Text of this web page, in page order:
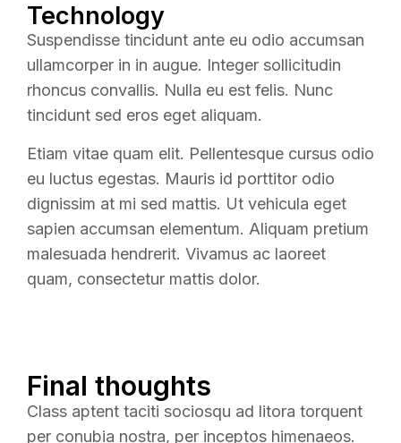
Technology
Suspendisse tincidunt ante eu odio accumsan
ullamcorper in in augue. Integer sollicitudin
rhoncus convallis. Nulla eu est felis. Nunc
tincidunt sed eros eget aliquam.
Etiam vitae quam elit. Pellentesque cursus odio
eu luctus egestas. Mauris id porttitor odio
dignissim at mi sed mattis. Ut vehicula eget
sapien accumsan elementum. Aliquam pretium
malesuada hendrerit. Vivamus ac laoreet
quam, consectetur mattis dolor.
Final thoughts
Class aptent taciti sociosqu ad litora torquent
per conubia nostra, per inceptos himenaeos.